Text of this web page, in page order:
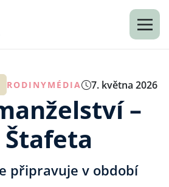
RODINYMÉDIA 7. května 2026
–
připravuje v období